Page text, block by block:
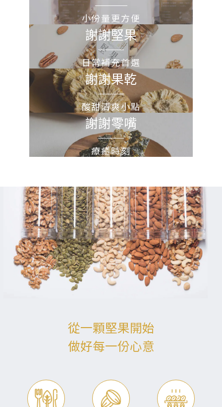
小份量更方便
謝謝堅果
日常補充首選
謝謝果乾
酸甜清爽小點
謝謝零嘴
療癒時刻
從一顆堅果開始
做好每一份心意